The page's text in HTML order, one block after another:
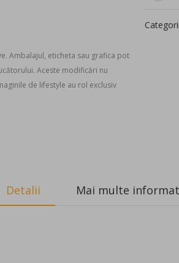
Ambalajul, eticheta sau grafica pot
Aceste modificări nu
de lifestyle au rol exclusiv
Detalii Mai multe